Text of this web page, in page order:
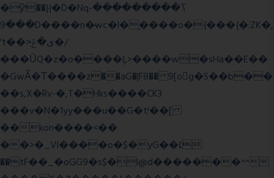
�ў!��}|�D�Nqߖ���������-
���9D����n�̶wc�l�֑����o�{���{�:ZK�,
't��>͍ى�ݝ�/
���ǙQ�z�o����Ļ>����w�sHa��E��
�GwǞ�Τ����z��aG�|F8�� 9[og�S��b��
��s,X�Rv-�,T�Hks����CK3
���v�N�1yy���u��G�t!��[
��kon����<��
��>�_VI����o�$�yG��׆
��tF��_�oGG9�s$�l@d�������^^